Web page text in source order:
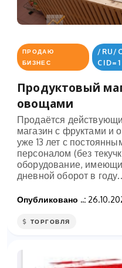
ПРОДАЮ
БИЗНЕС
/RU/
CID=1
Продуктовый
овощами
Продаётся
магазин с фруктами и
уже 13 лет с
персоналом (без
оборудование,
дневной оборот в
Опубликовано ..:
ТОРГОВЛЯ